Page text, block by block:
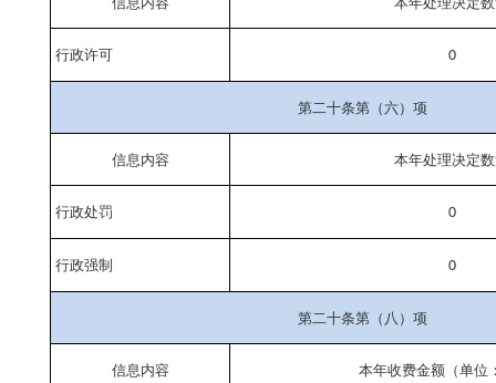
行政许可 0
第二十条第（六）项
信息内容 本年处理决定
行政处罚 0
行政强制 0
第二十条第（八）项
信息内容 本年收费金额（单位